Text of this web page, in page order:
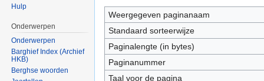
Weergegeven paginanaam
Standaard sorteerwijze
Paginalengte (in bytes)
Paginanummer
Taal voor de pagina
Hulp
Onderwerpen
Onderwerpen
Barghief Index (Archief
HKB)
Berghse woorden